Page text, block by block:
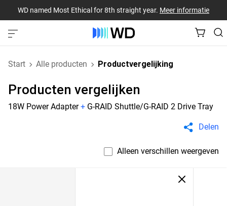
WD named Most Ethical for 8th straight year. Meer informatie
Start Alle producten Productvergelijking
Producten vergelijken
18W Power Adapter+ G-RAID Shuttle/G-RAID 2 Drive Tray
Delen
Alleen verschillen weergeven